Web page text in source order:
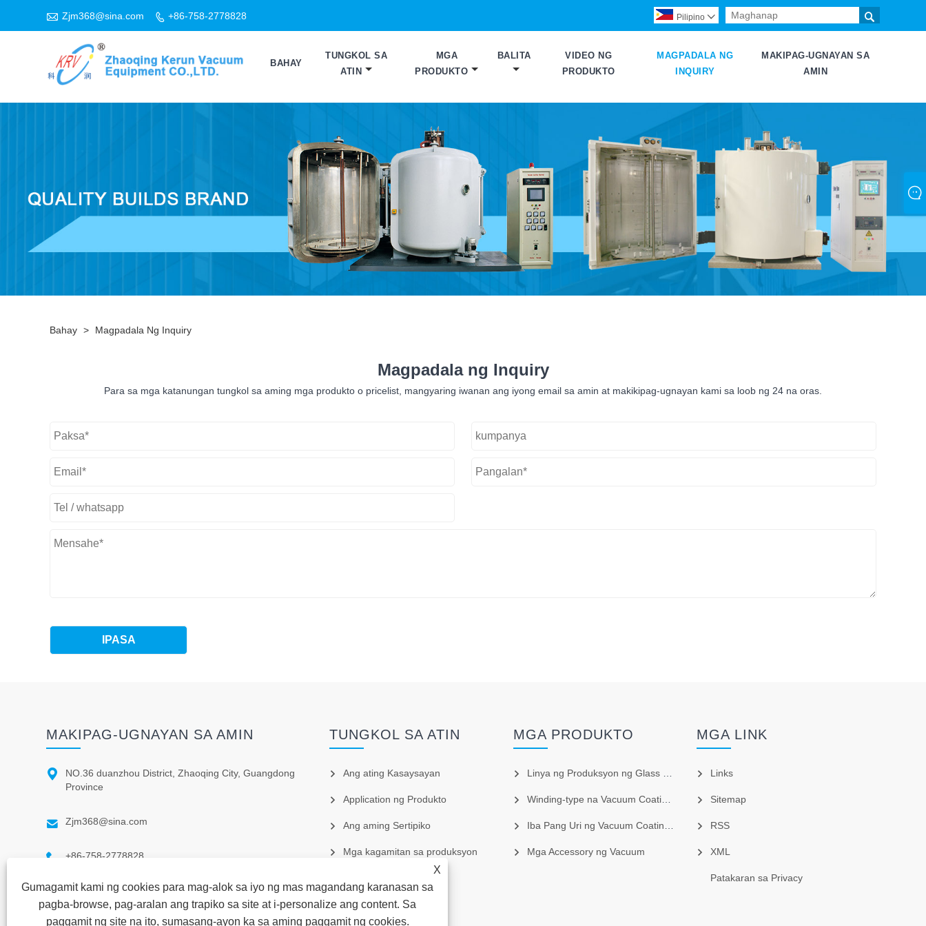
 Zjm368@sina.com  +86-758-2778828 
Pilipino 
BAHAY
TUNGKOL SA
ATIN
MGA
PRODUKTO
BALITA
VIDEO NG
PRODUKTO
MAGPADALA NG
INQUIRY
MAKIPAG-UGNAYAN SA
AMIN
Bahay > Magpadala Ng Inquiry
Magpadala ng Inquiry
Para sa mga katanungan tungkol sa aming mga produkto o pricelist, mangyaring iwanan ang iyong email sa amin at makikipag-ugnayan kami sa loob ng 24 na oras.
X
Gumagamit kami ng cookies para mag-alok sa iyo ng mas magandang karanasan sa
pagba-browse, pag-aralan ang trapiko sa site at i-personalize ang content. Sa
paggamit ng site na ito, sumasang-ayon ka sa aming paggamit ng cookies.
MAKIPAG-UGNAYAN SA AMIN

NO.36 duanzhou District, Zhaoqing City, Guangdong
Province
 Zjm368@sina.com
 +86-758-2778828
TUNGKOL SA ATIN
Ang ating Kasaysayan
Application ng Produkto
Ang aming Sertipiko
Mga kagamitan sa produksyon
MGA PRODUKTO
Linya ng Produksyon ng Glass Coating
Winding-type na Vacuum Coating Equipment
Iba Pang Uri ng Vacuum Coating Machine
Mga Accessory ng Vacuum
MGA LINK
Links
Sitemap
RSS
XML
Patakaran sa Privacy